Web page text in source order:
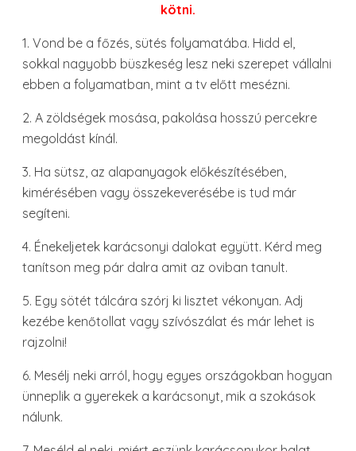
kötni.
1. Vond be a főzés, sütés folyamatába. Hidd el,
sokkal nagyobb büszkeség lesz neki szerepet vállalni
ebben a folyamatban, mint a tv előtt mesézni.
2. A zöldségek mosása, pakolása hosszú percekre
megoldást kínál.
3. Ha sütsz, az alapanyagok előkészítésében,
kimérésében vagy összekeverésébe is tud már
segíteni.
4. Énekeljetek karácsonyi dalokat együtt. Kérd meg
tanítson meg pár dalra amit az oviban tanult.
5. Egy sötét tálcára szórj ki lisztet vékonyan. Adj
kezébe kenőtollat vagy szívószálat és már lehet is
rajzolni!
6. Mesélj neki arról, hogy egyes országokban hogyan
ünneplik a gyerekek a karácsonyt, mik a szokások
nálunk.